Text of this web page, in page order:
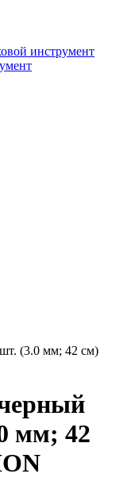
инструмент
(3.0 мм; 42 см)
мм; 42